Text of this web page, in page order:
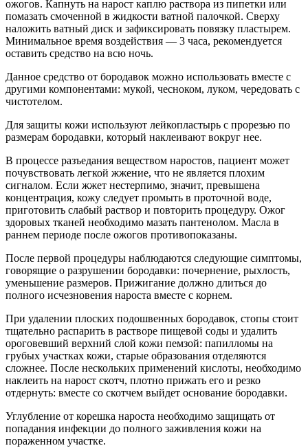
ожогов. Капнуть на нарост каплю раствора из пипетки или
помазать смоченной в жидкости ватной палочкой. Сверху
наложить ватный диск и зафиксировать повязку пластырем.
Минимальное время воздействия — 3 часа, рекомендуется
оставить средство на всю ночь.
Данное средство от бородавок можно использовать вместе с
другими компонентами: мукой, чесноком, луком, чередовать с
чистотелом.
Для защиты кожи используют лейкопластырь с прорезью по
размерам бородавки, который наклеивают вокруг нее.
В процессе разъедания веществом наростов, пациент может
почувствовать легкой жжение, что не является плохим
сигналом. Если жжет нестерпимо, значит, превышена
концентрация, кожу следует промыть в проточной воде,
приготовить слабый раствор и повторить процедуру. Ожог
здоровых тканей необходимо мазать пантенолом. Масла в
раннем периоде после ожогов противопоказаны.
После первой процедуры наблюдаются следующие симптомы,
говорящие о разрушении бородавки: почернение, рыхлость,
уменьшение размеров. Прижигание должно длиться до
полного исчезновения нароста вместе с корнем.
При удалении плоских подошвенных бородавок, стопы стоит
тщательно распарить в растворе пищевой соды и удалить
ороговевший верхний слой кожи пемзой: папилломы на
грубых участках кожи, старые образования отделяются
сложнее. После нескольких применений кислоты, необходимо
наклеить на нарост скотч, плотно прижать его и резко
отдернуть: вместе со скотчем выйдет основание бородавки.
Углубление от корешка нароста необходимо защищать от
попадания инфекции до полного заживления кожи на
пораженном участке.